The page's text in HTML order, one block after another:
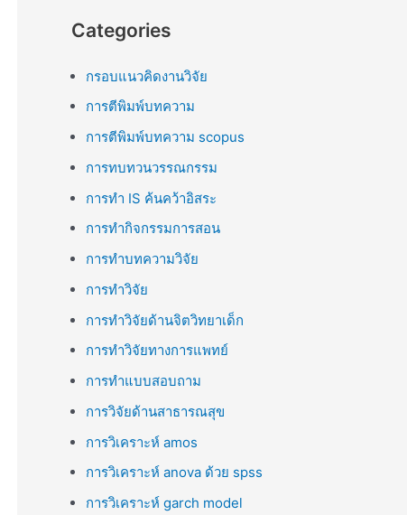
Categories
กรอบแนวคิดงานวิจัย
การตีพิมพ์บทความ
การตีพิมพ์บทความ scopus
การทบทวนวรรณกรรม
การทำ IS ค้นคว้าอิสระ
การทำกิจกรรมการสอน
การทำบทความวิจัย
การทำวิจัย
การทำวิจัยด้านจิตวิทยาเด็ก
การทำวิจัยทางการแพทย์
การทำแบบสอบถาม
การวิจัยด้านสาธารณสุข
การวิเคราะห์ amos
การวิเคราะห์ anova ด้วย spss
การวิเคราะห์ garch model